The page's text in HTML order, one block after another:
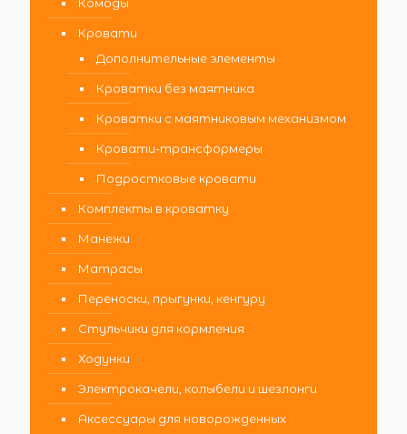
Кровати
Дополнительные элементы
Кроватки без маятника
Кроватки с маятниковым механизмом
Кровати-трансформеры
Подростковые кровати
Комплекты в кроватку
Манежи
Матрасы
Переноски, прыгунки, кенгуру
Стульчики для кормления
Ходунки
Электрокачели, колыбели и шезлонги
Аксессуары для новорожденных